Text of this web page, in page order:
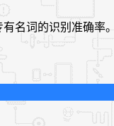
名词的识别准确率。